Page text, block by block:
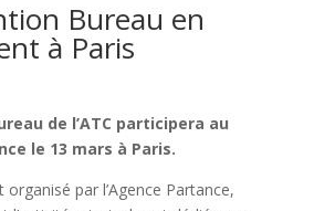
Bureau en
à Paris
de l’ATC participera au
le 13 mars à Paris.
par l’Agence Partance,